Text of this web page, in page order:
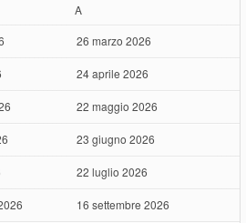
A
26 marzo 2026
24 aprile 2026
22 maggio 2026
23 giugno 2026
22 luglio 2026
16 settembre 2026